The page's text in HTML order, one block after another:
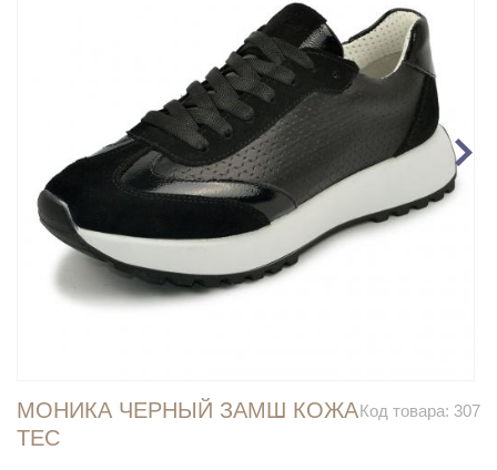
Код товара: 307
МОНИКА ЧЕРНЫЙ ЗАМШ КОЖА
ТЕС